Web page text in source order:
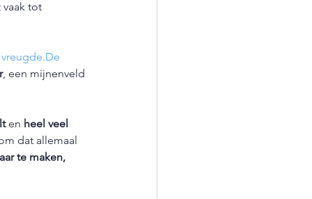
tot
vreugde.De
, een mijnenveld
en heel veel
dat allemaal
te maken,